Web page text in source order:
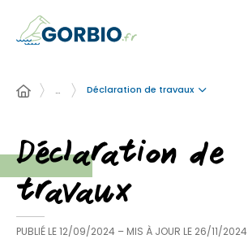
… Déclaration de travaux
Déclaration de
travaux
PUBLIÉ LE12/09/2024 – MIS À JOUR LE 26/11/2024